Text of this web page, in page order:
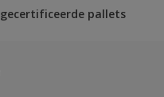
pallets